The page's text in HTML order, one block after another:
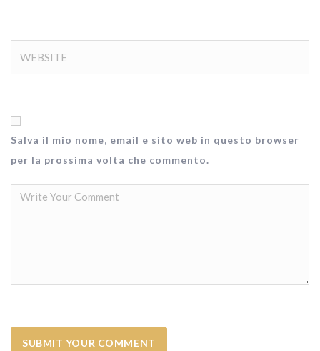
Salva il mio nome, email e sito web in questo browser
per la prossima volta che commento.